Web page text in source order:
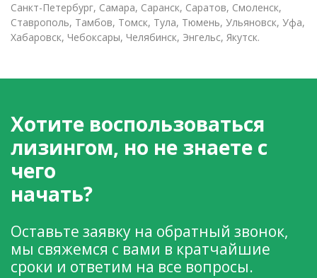
Санкт-Петербург, Самара, Саранск, Саратов, Смоленск,
Ставрополь, Тамбов, Томск, Тула, Тюмень, Ульяновск, Уфа,
Хабаровск, Чебоксары, Челябинск, Энгельс, Якутск.
Хотите воспользоваться
лизингом, но не знаете с
чего
начать?
Оставьте заявку на обратный звонок,
мы свяжемся с вами в кратчайшие
сроки и ответим на все вопросы.